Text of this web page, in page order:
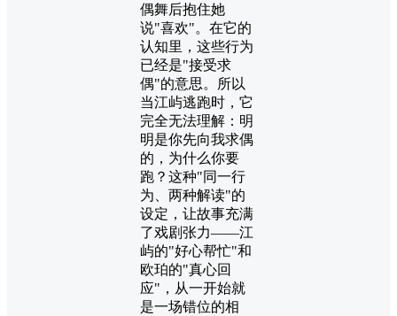
偶舞后抱住她
说"喜欢"。在它的
认知里，这些行为
已经是"接受求
偶"的意思。所以
当江屿逃跑时，它
完全无法理解：明
明是你先向我求偶
的，为什么你要
跑？这种"同一行
为、两种解读"的
设定，让故事充满
了戏剧张力——江
屿的"好心帮忙"和
欧珀的"真心回
应"，从一开始就
是一场错位的相